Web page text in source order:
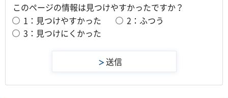
このページの情報は見つけやすかったですか？
1：見つけやすかった
2：ふつう
3：見つけにくかった